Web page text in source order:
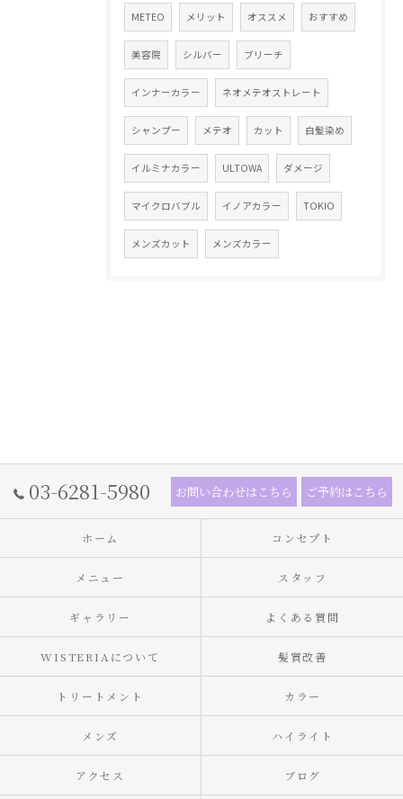
METEO メリット オススメ おすすめ
美容院 シルバー ブリーチ
インナーカラー ネオメテオストレート
シャンプー メテオ カット 白髪染め
イルミナカラー ULTOWA ダメージ
マイクロバブル イノアカラー TOKIO
メンズカット メンズカラー
03-6281-5980 お問い合わせはこちら ご予約はこちら
ホーム コンセプト
メニュー スタッフ
ギャラリー よくある質問
WISTERIAについて 髪質改善
トリートメント カラー
メンズ ハイライト
アクセス ブログ